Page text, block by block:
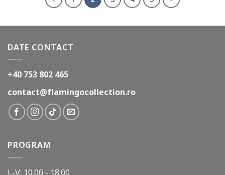
DATE CONTACT
+40 753 802 465
contact@flamingocollection.ro
PROGRAM
L-V: 10.00 - 18.00